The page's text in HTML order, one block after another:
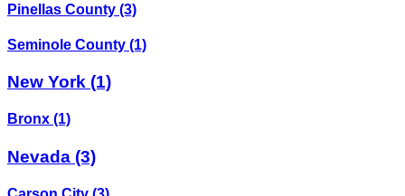
Pinellas County (3)
Seminole County (1)
New York (1)
Bronx (1)
Nevada (3)